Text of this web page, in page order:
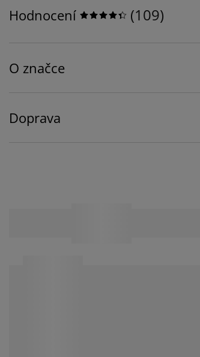
Hodnocení (109)
O značce
Doprava